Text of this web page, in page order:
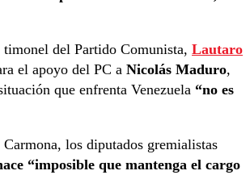
del Partido Comunista, Lautaro
el apoyo del PC a Nicolás Maduro,
que enfrenta Venezuela “no es
los diputados gremialistas
“imposible que mantenga el cargo